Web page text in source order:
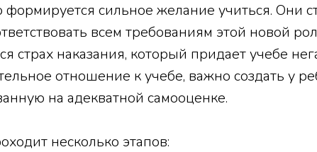
сильное желание учиться. Они
всем требованиям этой новой
страх наказания, который придает учебе
отношение к учебе, важно создать у
на адекватной самооценке.
несколько этапов: